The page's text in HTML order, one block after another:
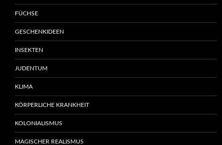
FÜCHSE
GESCHENKIDEEN
INSEKTEN
JUDENTUM
KLIMA
KÖRPERLICHE KRANKHEIT
KOLONIALISMUS
MAGISCHER REALISMUS